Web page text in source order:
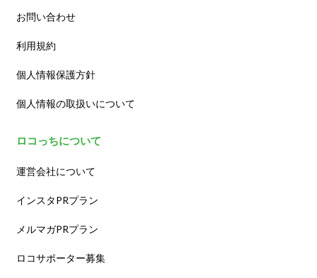
お問い合わせ
利用規約
個人情報保護方針
個人情報の取扱いについて
ロコっちについて
運営会社について
インスタPRプラン
メルマガPRプラン
ロコサポーター募集